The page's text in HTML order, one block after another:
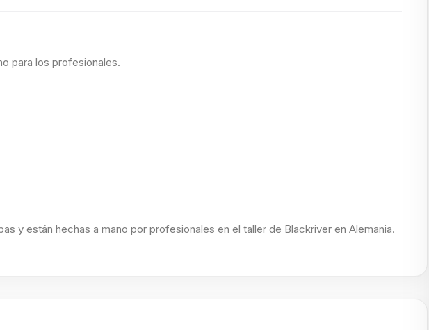
para los profesionales.
y están hechas a mano por profesionales en el taller de Blackriver en Alemania.